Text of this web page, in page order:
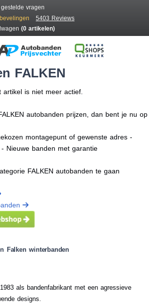
vragen
5403 Reviews
(0 artikelen)
FALKEN
is niet meer actief.
autobanden prijzen, dan bent je nu op
montagepunt of gewenste adres -
Nieuwe banden met garantie
FALKEN autobanden te gaan
Falken winterbanden
als bandenfabrikant met een agressieve
designs.